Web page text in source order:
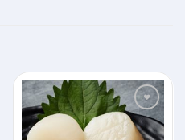
Add to
wishlist